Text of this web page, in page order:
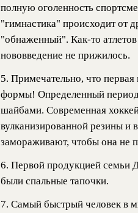
полную оголенность
"гимнастика" происходит от
"обнаженный". Как-то атлетов
нововведение не прижилось.
5. Примечательно, что
формы! Определенный
шайбами. Современная
вулканизированной резины и
замораживают, чтобы она не
6. Первой продукцией семьи
были спальные тапочки.
7. Самый быстрый человек в